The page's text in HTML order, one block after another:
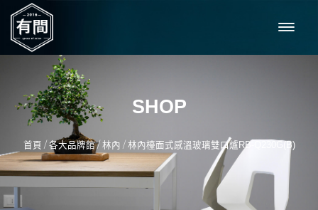
SHOP
首頁 / 各大品牌館/ 林內 / 林內檯面式感溫玻璃雙口爐RB-Q230G(B)